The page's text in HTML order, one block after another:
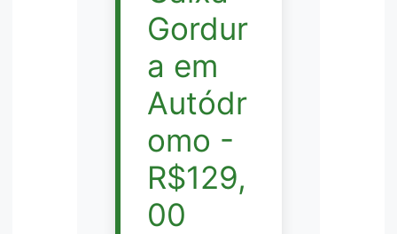
Gordur
a em
Autódr
omo -
R$129,
00